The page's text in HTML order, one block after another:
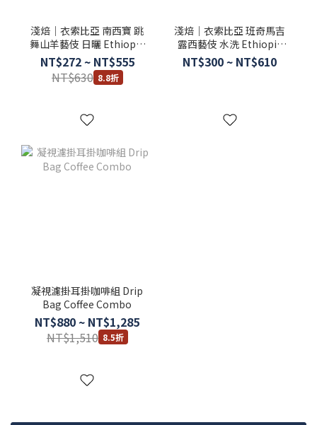
淺焙｜衣索比亞 南西寶 跳
舞山羊藝伎 日曬 Ethiopia
Nensebo Dancing Goat
Geisha Natural
NT$272 ~ NT$555
NT$630 8.8折
淺焙｜衣索比亞 班奇馬吉
露西藝伎 水洗 Ethiopia
Bench Maji Lucy Geisha
Washed
NT$300 ~ NT$610
凝視濾掛耳掛咖啡組 Drip
Bag Coffee Combo
NT$880 ~ NT$1,285
NT$1,510 8.5折